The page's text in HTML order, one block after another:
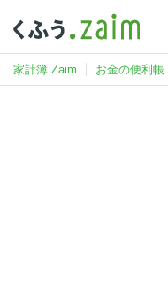
家計簿 Zaim お金の便利帳